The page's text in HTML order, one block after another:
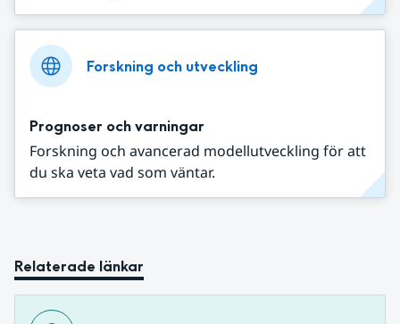
Forskning och utveckling
Prognoser och varningar
Forskning och avancerad modellutveckling för att
du ska veta vad som väntar.
Relaterade länkar